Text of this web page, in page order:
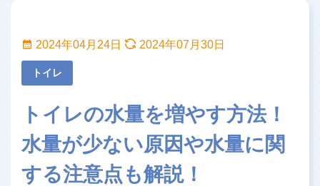
2024年04月24日 2024年07月30日
トイレ
トイレの水量を増やす方法！
水量が少ない原因や水量に関
する注意点も解説！